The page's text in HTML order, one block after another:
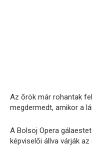
Az őrök már rohantak
megdermedt, amikor a
A Bolsoj Opera
képviselői állva várják az